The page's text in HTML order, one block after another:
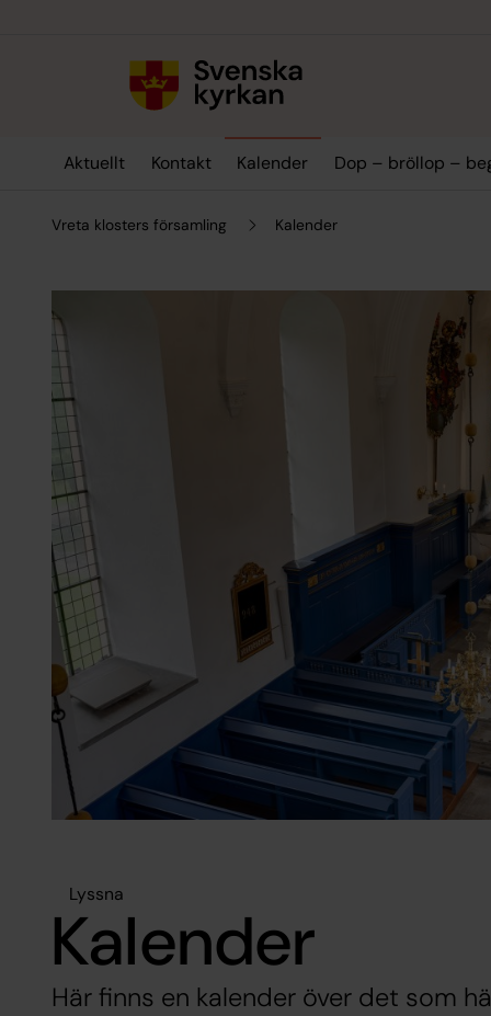
Aktuellt Kontakt Kalender Dop – bröllop –
Vreta klosters församling Kalender
Lyssna
Kalender
Här finns en kalender över det som